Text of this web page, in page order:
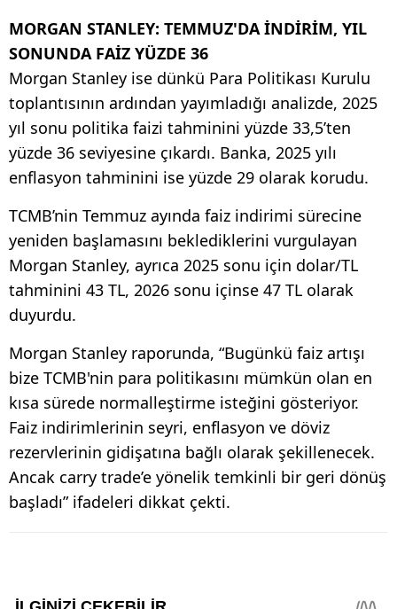
MORGAN STANLEY: TEMMUZ'DA İNDİRİM, YIL
SONUNDA FAİZ YÜZDE 36
Morgan Stanley ise dünkü Para Politikası Kurulu
toplantısının ardından yayımladığı analizde, 2025
yıl sonu politika faizi tahminini yüzde 33,5’ten
yüzde 36 seviyesine çıkardı. Banka, 2025 yılı
enflasyon tahminini ise yüzde 29 olarak korudu.
TCMB’nin Temmuz ayında faiz indirimi sürecine
yeniden başlamasını beklediklerini vurgulayan
Morgan Stanley, ayrıca 2025 sonu için dolar/TL
tahminini 43 TL, 2026 sonu içinse 47 TL olarak
duyurdu.
Morgan Stanley raporunda, “Bugünkü faiz artışı
bize TCMB'nin para politikasını mümkün olan en
kısa sürede normalleştirme isteğini gösteriyor.
Faiz indirimlerinin seyri, enflasyon ve döviz
rezervlerinin gidişatına bağlı olarak şekillenecek.
Ancak carry trade’e yönelik temkinli bir geri dönüş
başladı” ifadeleri dikkat çekti.